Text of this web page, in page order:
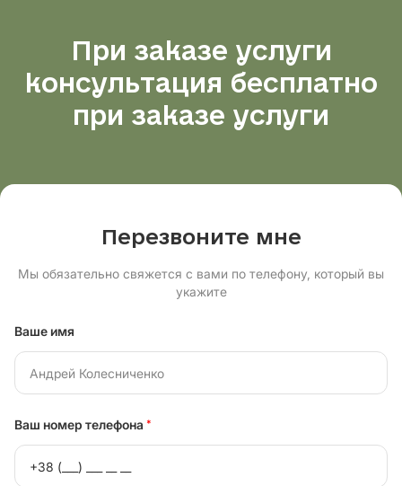
При заказе услуги
консультация бесплатно
при заказе услуги
Перезвоните мне
Мы обязательно свяжется с вами по телефону, который вы
укажите
Ваше имя
Ваш номер телефона *